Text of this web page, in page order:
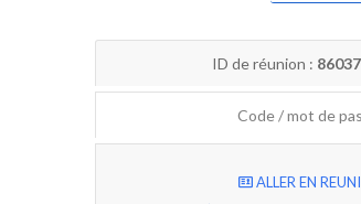
ID de réunion :
Code / mot de
ALLER EN